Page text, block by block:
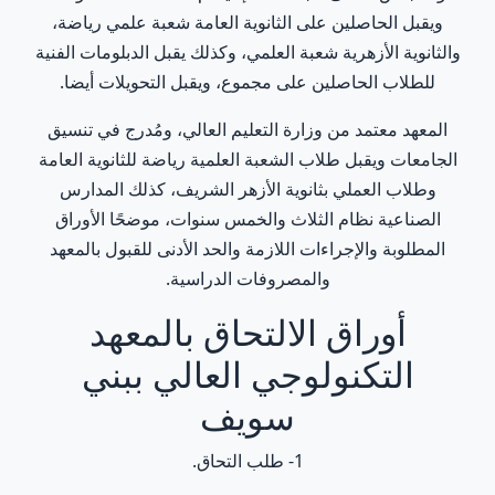
ويقبل الحاصلين على الثانوية العامة شعبة علمي رياضة،
والثانوية الأزهرية شعبة العلمي، وكذلك يقبل الدبلومات الفنية
للطلاب الحاصلين على مجموع، ويقبل التحويلات أيضا.
المعهد معتمد من وزارة التعليم العالي، ومُدرج في تنسيق
الجامعات ويقبل طلاب الشعبة العلمية رياضة للثانوية العامة
وطلاب العملي بثانوية الأزهر الشريف، كذلك المدارس
الصناعية نظام الثلاث والخمس سنوات، موضحًا الأوراق
المطلوبة والإجراءات اللازمة والحد الأدنى للقبول بالمعهد
والمصروفات الدراسية.
أوراق الالتحاق بالمعهد
التكنولوجي العالي ببني
سويف
1- طلب التحاق.